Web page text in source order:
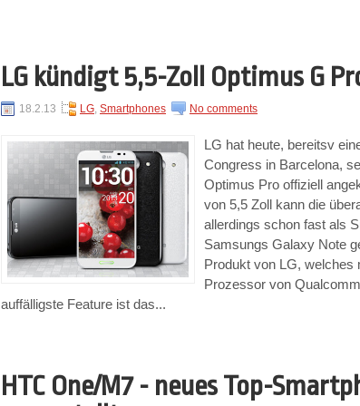
LG kündigt 5,5-Zoll Optimus G
18.2.13 LG, Smartphones No comments
LG hat heute, bereitsv
Congress in Barcelona,
Optimus Pro offiziell
von 5,5 Zoll kann die
allerdings schon fast als
Samsungs Galaxy Note
Produkt von LG, welches
Prozessor von
auffälligste Feature ist das...
HTC One/M7 - neues Top-